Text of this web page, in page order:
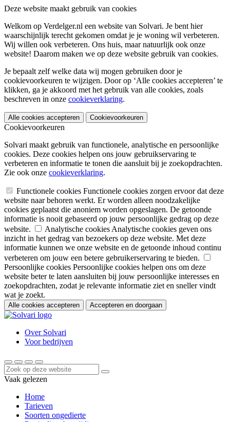
Deze website maakt gebruik van cookies
Welkom op Verdelger.nl een website van Solvari. Je bent hier
waarschijnlijk terecht gekomen omdat je je woning wil verbeteren.
Wij willen ook verbeteren. Ons huis, maar natuurlijk ook onze
website! Daarom maken we op deze website gebruik van cookies.
Je bepaalt zelf welke data wij mogen gebruiken door je
cookievoorkeuren te wijzigen. Door op ‘Alle cookies accepteren’ te
klikken, ga je akkoord met het gebruik van alle cookies, zoals
beschreven in onze cookieverklaring.
Alle cookies accepteren Cookievoorkeuren
Cookievoorkeuren
Solvari maakt gebruik van functionele, analytische en persoonlijke
cookies. Deze cookies helpen ons jouw gebruikservaring te
verbeteren en informatie te tonen die aansluit bij je zoekopdrachten.
Zie ook onze cookieverklaring.
Functionele cookies Functionele cookies zorgen ervoor dat deze
website naar behoren werkt. Er worden alleen noodzakelijke
cookies geplaatst die anoniem worden opgeslagen. De getoonde
informatie is nooit gebaseerd op jouw persoonlijke gedrag op deze
website.
Analytische cookies Analytische cookies geven ons
inzicht in het gedrag van bezoekers op deze website. Met deze
informatie kunnen we onze website en de getoonde inhoud continu
verbeteren om jouw een betere gebruikerservaring te bieden.
Persoonlijke cookies Persoonlijke cookies helpen ons om deze
website beter te laten aansluiten bij jouw persoonlijke interesses en
zoekopdrachten, zodat je relevante informatie ziet en sneller vindt
wat je zoekt.
Alle cookies accepteren Accepteren en doorgaan
Over Solvari
Voor bedrijven
Vaak gelezen
Home
Tarieven
Soorten ongedierte